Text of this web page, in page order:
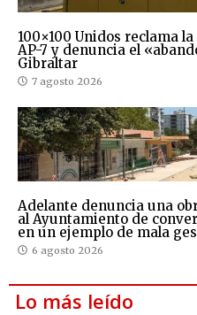
100×100 Unidos reclama
AP-7 y denuncia el
Gibraltar
7 agosto 2026
Adelante denuncia una
al Ayuntamiento de
en un ejemplo de mala
6 agosto 2026
Lo más leído